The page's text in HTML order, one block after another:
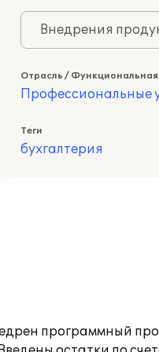
Внедрения
Отрасль /
Профессиональные
Теги
бухгалтерия
программный